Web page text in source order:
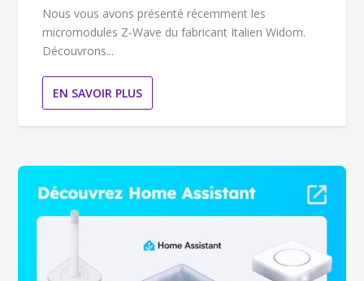
Nous vous avons présenté récemment les
micromodules Z-Wave du fabricant Italien Widom.
Découvrons...
EN SAVOIR PLUS